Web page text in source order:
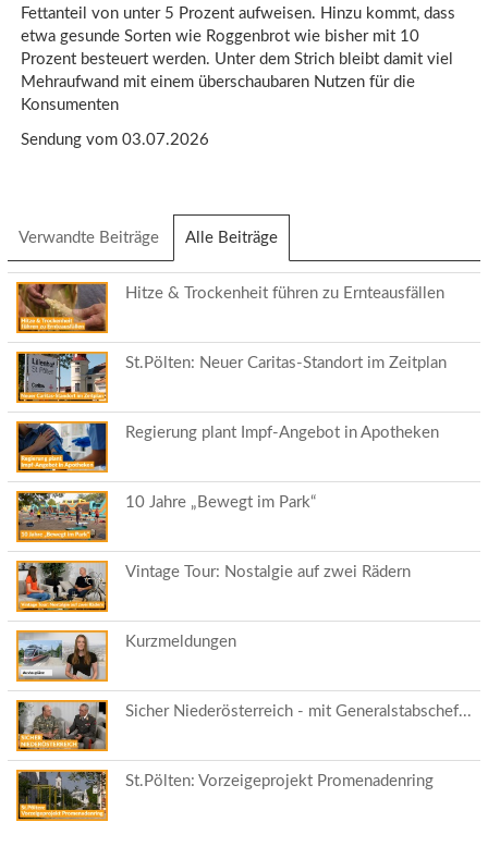
Fettanteil von unter 5 Prozent aufweisen. Hinzu kommt, dass
etwa gesunde Sorten wie Roggenbrot wie bisher mit 10
Prozent besteuert werden. Unter dem Strich bleibt damit viel
Mehraufwand mit einem überschaubaren Nutzen für die
Konsumenten
Sendung vom 03.07.2026
Verwandte Beiträge Alle Beiträge
Reiter)
Hitze & Trockenheit führen zu Ernteausfällen
St.Pölten: Neuer Caritas-Standort im Zeitplan
Regierung plant Impf-Angebot in Apotheken
10 Jahre „Bewegt im Park“
Vintage Tour: Nostalgie auf zwei Rädern
Kurzmeldungen
Sicher Niederösterreich - mit Generalstabschef...
St.Pölten: Vorzeigeprojekt Promenadenring